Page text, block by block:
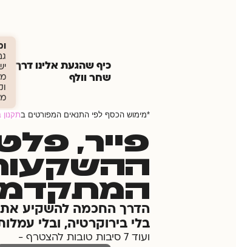
כיף שהגעת אלינו דרך
שחר וולף
*מימוש הכסף לפי התנאים המפורטים ב
פייר,
הדרך החכמה להשקיע
בלי בירוקרטיה, ובלי
ועוד 7 סיבות טובות להצטרף -